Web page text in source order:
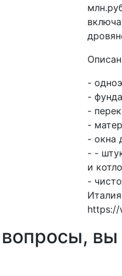
-
-
-
-
- окна
- -
и
-
https://